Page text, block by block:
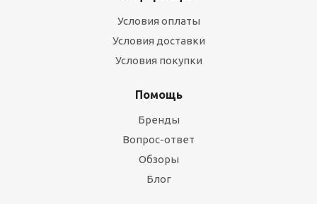
Условия оплаты
Условия доставки
Условия покупки
Помощь
Бренды
Вопрос-ответ
Обзоры
Блог